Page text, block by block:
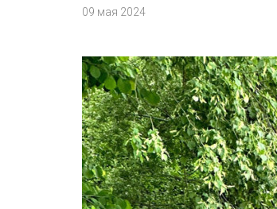
09 мая 2024